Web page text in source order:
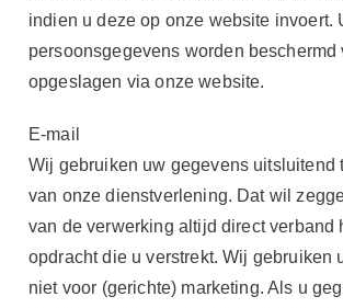
indien u deze op onze website invoert.
persoonsgegevens worden beschermd
opgeslagen via onze website.
E-mail
Wij gebruiken uw gegevens uitsluitend
van onze dienstverlening. Dat wil
van de verwerking altijd direct verband
opdracht die u verstrekt. Wij gebruiken
niet voor (gerichte) marketing. Als u